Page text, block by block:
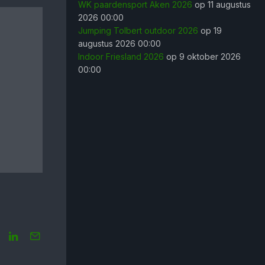
WK paardensport Aken 2026 op 11 augustus
2026 00:00
Jumping Tolbert outdoor 2026 op 19
augustus 2026 00:00
Indoor Friesland 2026 op 9 oktober 2026
00:00